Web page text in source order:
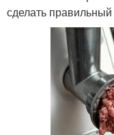
сделать